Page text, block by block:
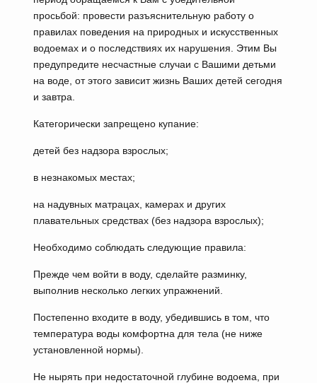
просьбой: провести разъяснительную работу о
правилах поведения на природных и искусственных
водоемах и о последствиях их нарушения. Этим Вы
предупредите несчастные случаи с Вашими детьми
на воде, от этого зависит жизнь Ваших детей сегодня
и завтра.
Категорически запрещено купание:
детей без надзора взрослых;
в незнакомых местах;
на надувных матрацах, камерах и других
плавательных средствах (без надзора взрослых);
Необходимо соблюдать следующие правила:
Прежде чем войти в воду, сделайте разминку,
выполнив несколько легких упражнений.
Постепенно входите в воду, убедившись в том, что
температура воды комфортна для тела (не ниже
установленной нормы).
Не нырять при недостаточной глубине водоема, при